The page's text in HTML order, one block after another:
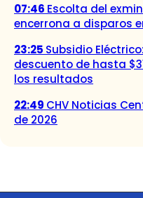
07:46 Escolta del
encerrona a disparos
23:25 Subsidio
descuento de hasta
los resultados
22:49 CHV Noticias
de 2026